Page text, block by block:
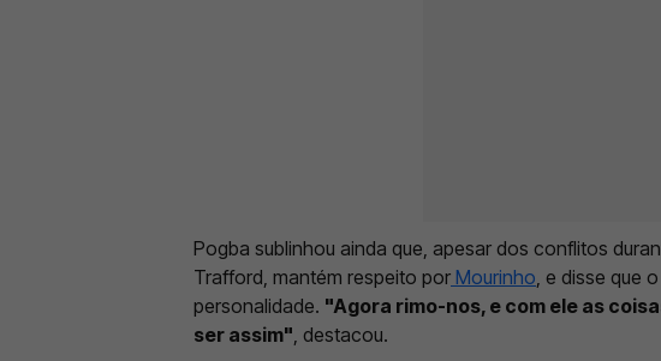
Pogba sublinhou ainda que, apesar dos conflitos
Trafford, mantém respeito por Mourinho , e disse que
personalidade. "Agora rimo-nos, e com ele as
ser assim" , destacou.